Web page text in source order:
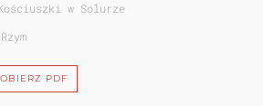
Kościuszki w Solurze
Rzym
PDF